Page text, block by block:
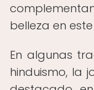
belleza en
En algunas
hinduismo, la